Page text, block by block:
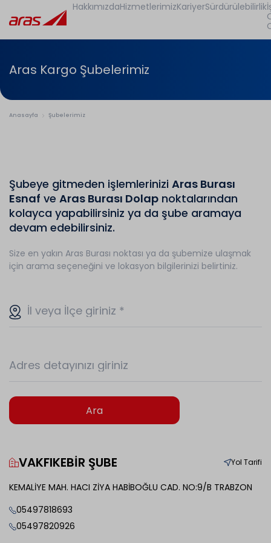
HakkımızdaHizmetlerimizKariyerSürdürülebilirlik
Aras Kargo Şubelerimiz
Anasayfa Şubelerimiz
Şubeye gitmeden işlemlerinizi Aras Burası
Esnaf ve Aras Burası Dolap noktalarından
kolayca yapabilirsiniz ya da şube aramaya
devam edebilirsiniz.
Size en yakın Aras Burası noktası ya da şubemize ulaşmak
için arama seçeneğini ve lokasyon bilgilerinizi belirtiniz.
İl veya İlçe giriniz *
Adres detayınızı giriniz
Ara
VAKFIKEBİR ŞUBE Yol Tarifi
KEMALİYE MAH. HACI ZİYA HABİBOĞLU CAD. NO:9/B TRABZON
05497818693
05497820926